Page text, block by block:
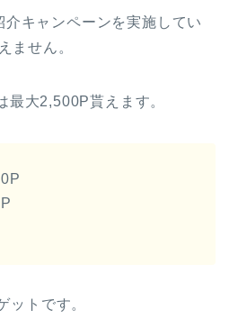
キャンペーンを実施してい
ません。
最大2,500P貰えます。
ットです。